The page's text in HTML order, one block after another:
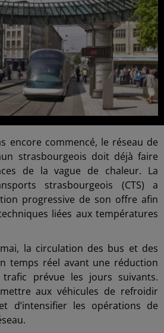
encore commencé, le réseau de
strasbourgeois doit déjà faire
de la vague de chaleur. La
strasbourgeois (CTS) a
progressive de son offre afin
liées aux températures
la circulation des bus et des
temps réel avant une réduction
prévue les jours suivants.
aux véhicules de refroidir
d’intensifier les opérations de